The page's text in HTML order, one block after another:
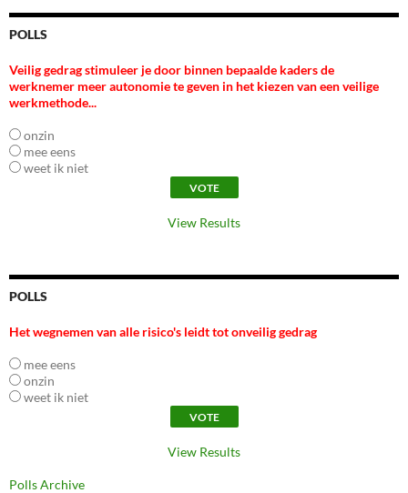
POLLS
Veilig gedrag stimuleer je door binnen bepaalde kaders de
werknemer meer autonomie te geven in het kiezen van een veilige
werkmethode...
onzin
mee eens
weet ik niet
View Results
POLLS
Het wegnemen van alle risico's leidt tot onveilig gedrag
mee eens
onzin
weet ik niet
View Results
Polls Archive